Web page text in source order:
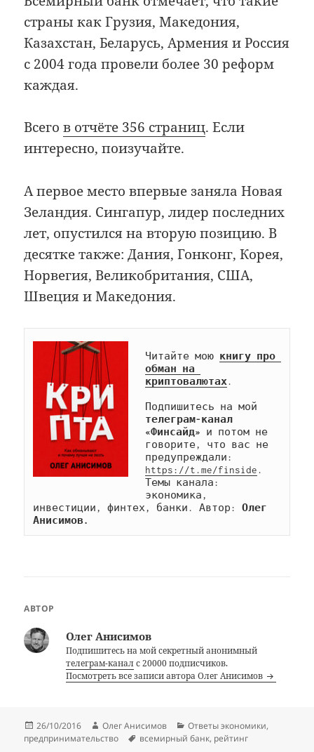
страны как Грузия, Македония,
Казахстан, Беларусь, Армения и Россия
с 2004 года провели более 30 реформ
каждая.
Всегов отчёте 356 страниц. Если
интересно, поизучайте.
А первое место впервые заняла Новая
Зеландия. Сингапур, лидер последних
лет, опустился на вторую позицию. В
десятке также: Дания, Гонконг, Корея,
Норвегия, Великобритания, США,
Швеция и Македония.
Читайте мою книгу про
обман на
криптовалютах .
телеграм-канал
«Финсайд» и потом не
говорите, что вас не
https://t.me/finside .
Темы канала:
экономика,
инвестиции, финтех, банки. Автор: Олег
Анисимов.
АВТОР
Олег Анисимов
Подпишитесь на мой секретный анонимный
телеграм-каналс 20000 подписчиков.
Посмотреть все записи автора Олег Анисимов
Опубликовано
26/10/2016 Автор
Олег Анисимов Рубрики
Ответы экономики,
предпринимательство
Метки
всемирный банк, рейтинг